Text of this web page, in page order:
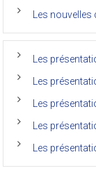
Les nouvelles
Les
Les
Les
Les
Les